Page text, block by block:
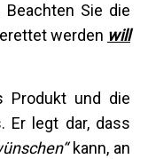
Sie die
werden will
Produkt und die
Er legt dar, dass
kann, an